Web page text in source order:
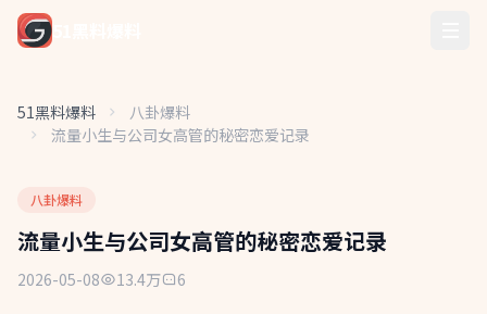
51黑料爆料
八卦爆料
流量小生与公司女高管的秘密恋爱记录
八卦爆料
流量小生与公司女高管的秘密恋爱记录
2026-05-08 13.4万 6